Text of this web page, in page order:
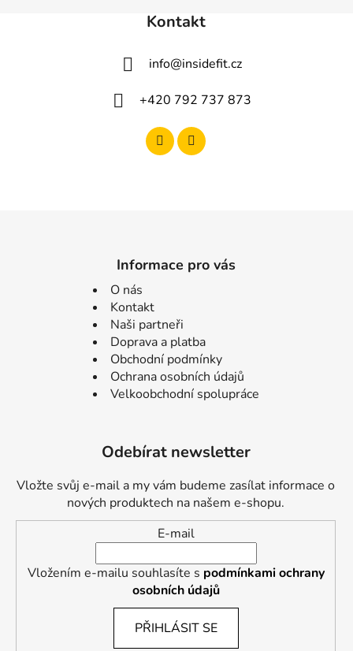
Kontakt
info@insidefit.cz
+420 792 737 873
Informace pro vás
O nás
Kontakt
Naši partneři
Doprava a platba
Obchodní podmínky
Ochrana osobních údajů
Velkoobchodní spolupráce
Odebírat newsletter
Vložte svůj e-mail a my vám budeme zasílat informace o
nových produktech na našem e-shopu.
E-mail
Vložením e-mailu souhlasíte s podmínkami ochrany
osobních údajů
PŘIHLÁSIT SE